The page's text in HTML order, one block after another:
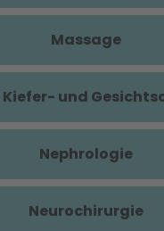
Massage
und
Nephrologie
Neurochirurgie